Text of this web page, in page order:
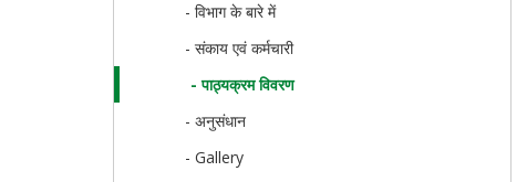
- विभाग के बारे में
- संकाय एवं कर्मचारी
- पाठ्यक्रम विवरण
- अनुसंधान
- Gallery